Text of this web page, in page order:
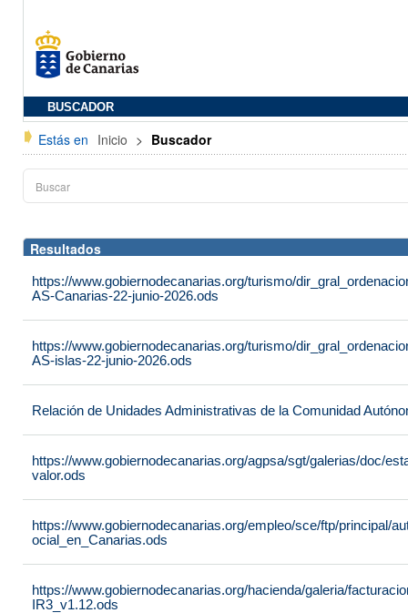
BUSCADOR
Estás en Inicio > Buscador
Resultados
https://www.gobiernodecanarias.org/turismo/
AS-Canarias-22-junio-2026.ods
https://www.gobiernodecanarias.org/turismo/
AS-islas-22-junio-2026.ods
Relación de Unidades Administrativas de la Comunidad
https://www.gobiernodecanarias.org/agpsa/sgt/galerias/doc/
valor.ods
https://www.gobiernodecanarias.org/empleo/sce/ftp/principal/
ocial_en_Canarias.ods
https://www.gobiernodecanarias.org/hacienda/galeria/
IR3_v1.12.ods